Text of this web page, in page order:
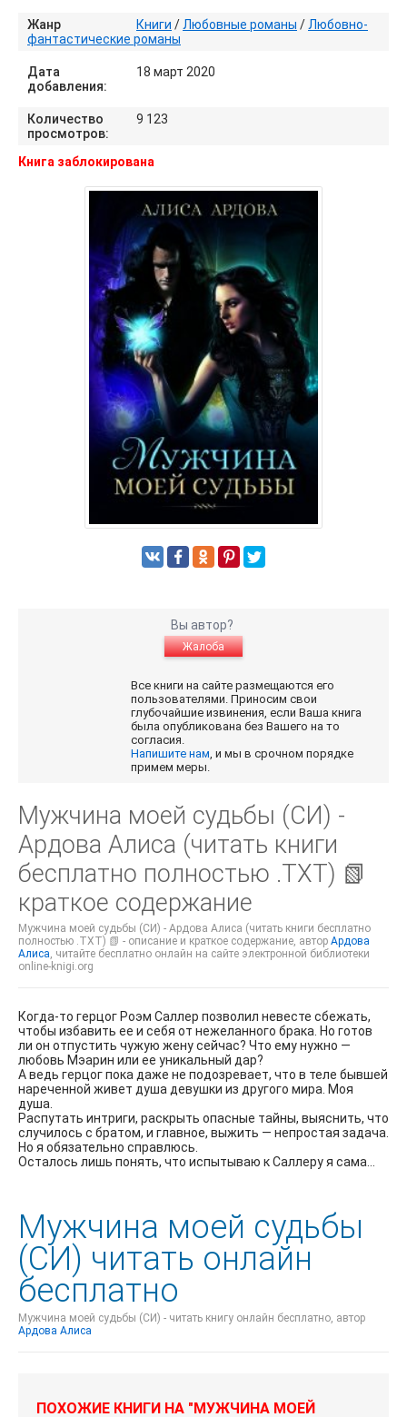
Жанр Книги / Любовные романы / Любовно-
фантастические романы
Дата
добавления:
18 март 2020
Количество
просмотров:
9 123
Книга заблокирована
Вы автор?
Жалоба
Все книги на сайте размещаются его
пользователями. Приносим свои
глубочайшие извинения, если Ваша книга
была опубликована без Вашего на то
согласия.
Напишите нам , и мы в срочном порядке
примем меры.
Мужчина моей судьбы (СИ) -
Ардова Алиса (читать книги
бесплатно полностью .TXT) 📗
краткое содержание
Мужчина моей судьбы (СИ) - Ардова Алиса (читать книги бесплатно
полностью .TXT) 📗 - описание и краткое содержание, автор Ардова
Алиса , читайте бесплатно онлайн на сайте электронной библиотеки
online-knigi.org
Когда-то герцог Роэм Саллер позволил невесте сбежать,
чтобы избавить ее и себя от нежеланного брака. Но готов
ли он отпустить чужую жену сейчас? Что ему нужно —
любовь Мэарин или ее уникальный дар?
А ведь герцог пока даже не подозревает, что в теле бывшей
нареченной живет душа девушки из другого мира. Моя
душа.
Распутать интриги, раскрыть опасные тайны, выяснить, что
случилось с братом, и главное, выжить — непростая задача.
Но я обязательно справлюсь.
Осталось лишь понять, что испытываю к Саллеру я сама…
Мужчина моей судьбы
(СИ) читать онлайн
бесплатно
Мужчина моей судьбы (СИ) - читать книгу онлайн бесплатно, автор
Ардова Алиса
ПОХОЖИЕ КНИГИ НА "МУЖЧИНА МОЕЙ